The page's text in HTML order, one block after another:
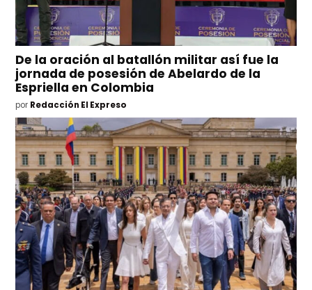
De la oración al batallón militar así fue la
jornada de posesión de Abelardo de la
Espriella en Colombia
por Redacción El Expreso